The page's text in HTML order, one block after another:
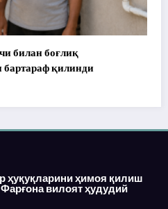
боғлиқ
қилинди
ҳуқуқларини ҳимоя қилиш
вилоят ҳудудий